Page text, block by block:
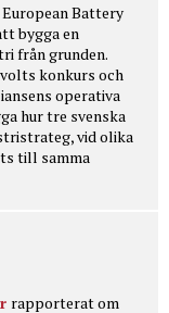
European Battery
bygga en
från grunden.
konkurs och
operativa
hur tre svenska
vid olika
till samma
rapporterat om